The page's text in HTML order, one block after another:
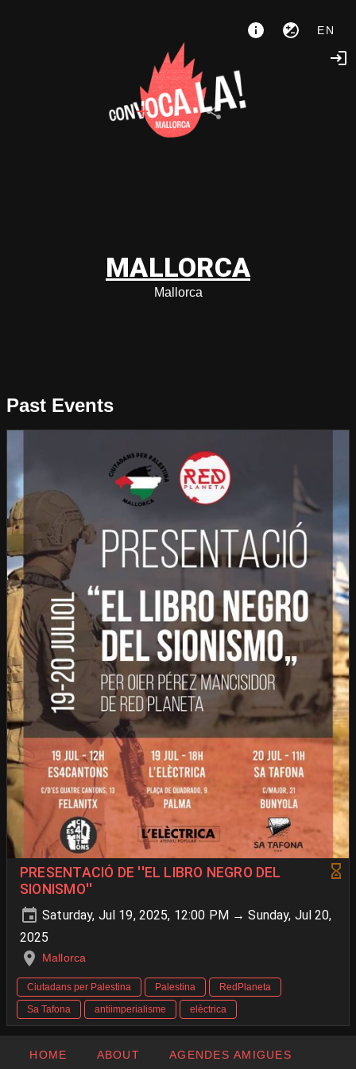
EN
MALLORCA
Mallorca
Past Events
PRESENTACIÓ DE ''EL LIBRO NEGRO DEL
SIONISMO''
Saturday, Jul 19, 2025, 12:00 PM → Sunday, Jul 20,
2025
Mallorca
Ciutadans per Palestina Palestina
RedPlaneta
Sa Tafona
antiimperialisme elèctrica
HOME ABOUT AGENDES AMIGUES